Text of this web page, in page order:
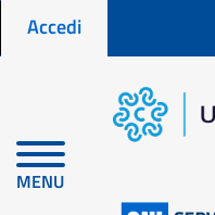
Menu profilo utente
Accedi
MENU
Home
Quali sono i canali di
la mia nuova attività?